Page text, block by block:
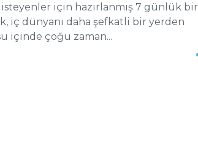
isteyenler için hazırlanmış 7 günlük bir
iç dünyanı daha şefkatli bir yerden
içinde çoğu zaman...